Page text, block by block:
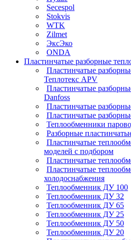
Secespol
Stokvis
WTK
Zilmet
ЭксЭко
ONDA
Пластинчатые разборные
Пластинчатые
Теплотекс APV
Пластинчатые
Danfoss
Пластинчатые
Пластинчатые
Теплообменники
Разборные
Пластинчатые
моделей с подбором
Пластинчатые
Пластинчатые
холодоснабжения
Теплообменник ДУ 100
Теплообменник ДУ 32
Теплообменник ДУ 65
Теплообменник ДУ 25
Теплообменник ДУ 50
Теплообменник ДУ 20